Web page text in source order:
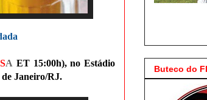
SA ET 15:00h),noEstádio
Janeiro/RJ.
Buteco do